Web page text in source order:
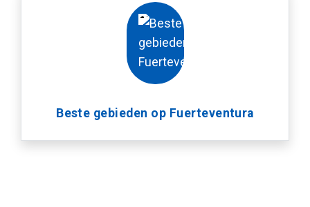
Beste gebieden op Fuerteventura